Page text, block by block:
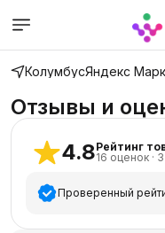
КолумбусЯндекс
Отзывы и
4.8Рейтинг
16 оценок · 3
Проверенный